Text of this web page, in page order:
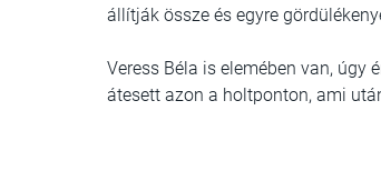
állítják össze és egyre
Veress Béla is elemében van,
átesett azon a holtponton, ami